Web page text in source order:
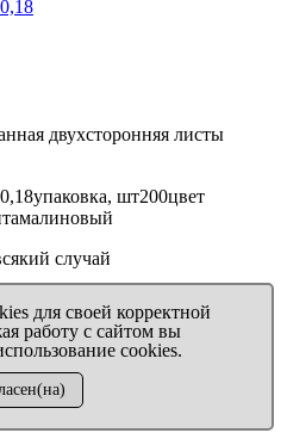
двухсторонняя листы
0,18упаковка, шт200цвет
малиновый
случай
для своей корректной
работу с сайтом вы
cookies.